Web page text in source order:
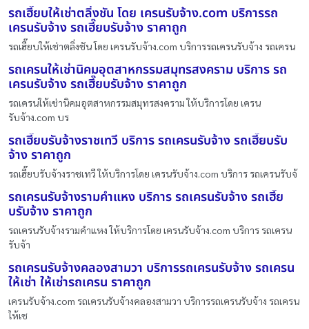
รถเฮี๊ยบให้เช่าตลิ่งชัน โดย เครนรับจ้าง.com บริการรถ
เครนรับจ้าง รถเฮี๊ยบรับจ้าง ราคาถูก
รถเฮี๊ยบให้เช่าตลิ่งชัน โดย เครนรับจ้าง.com บริการรถเครนรับจ้าง รถเครน
รถเครนให้เช่านิคมอุตสาหกรรมสมุทรสงคราม บริการ รถ
เครนรับจ้าง รถเฮี๊ยบรับจ้าง ราคาถูก
รถเครนให้เช่านิคมอุตสาหกรรมสมุทรสงคราม ให้บริการโดย เครน
รับจ้าง.com บร
รถเฮี๊ยบรับจ้างราชเทวี บริการ รถเครนรับจ้าง รถเฮี๊ยบรับ
จ้าง ราคาถูก
รถเฮี๊ยบรับจ้างราชเทวี ให้บริการโดย เครนรับจ้าง.com บริการ รถเครนรับจ้
รถเครนรับจ้างรามคำแหง บริการ รถเครนรับจ้าง รถเฮี๊ย
บรับจ้าง ราคาถูก
รถเครนรับจ้างรามคำแหง ให้บริการโดย เครนรับจ้าง.com บริการ รถเครน
รับจ้า
รถเครนรับจ้างคลองสามวา บริการรถเครนรับจ้าง รถเครน
ให้เช่า ให้เช่ารถเครน ราคาถูก
เครนรับจ้าง.com รถเครนรับจ้างคลองสามวา บริการรถเครนรับจ้าง รถเครน
ให้เช